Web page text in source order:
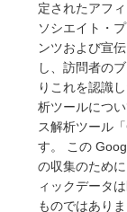
定されたアフ
ソシエイト・
ンツおよび宣
し、訪問者の
りこれを認識
析ツールにつ
ス解析ツール
す。 この
の収集のため
ィックデータ
ものではあり